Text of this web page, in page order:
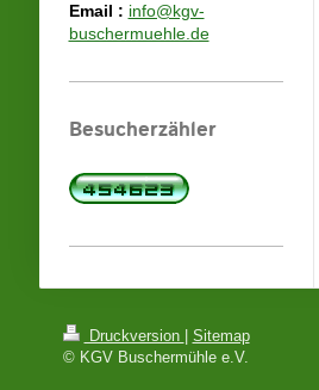
Email : info@kgv-
buschermuehle.de
Besucherzähler
Druckversion
Sitemap
© KGV Buschermühle e.V.